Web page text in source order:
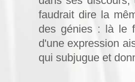
faudrait dire la
des génies : là le
d'une expression
qui subjugue et